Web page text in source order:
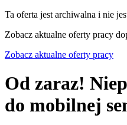
Ta oferta jest archiwalna i nie
Zobacz aktualne oferty pracy
Zobacz aktualne oferty pracy
Od zaraz!
do mobilnej